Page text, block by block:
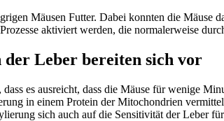
Mäusen Futter. Dabei konnten die Mäuse
aktiviert werden, die normalerweise
Leber bereiten sich vor
es ausreicht, dass die Mäuse für wenige
in einem Protein der Mitochondrien
sich auch auf die Sensitivität der Leber